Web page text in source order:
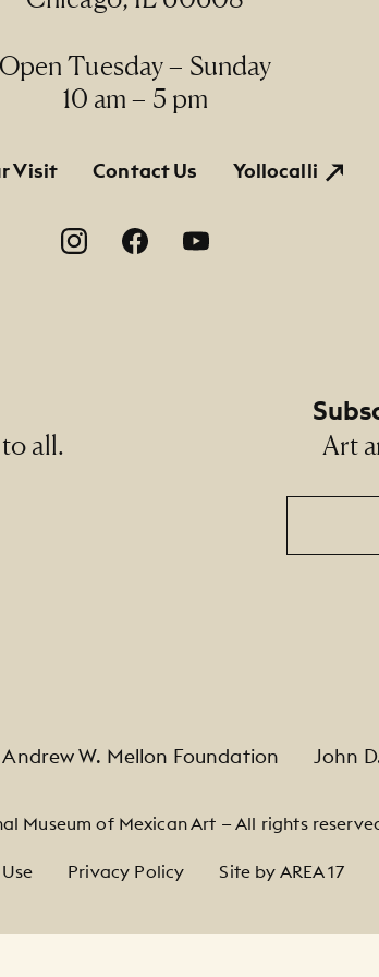
Open Tuesday – Sunday
10 am – 5 pm
Visit Contact Us Yollocalli
all.
Art
Email
Andrew W. Mellon Foundation John
Museum of Mexican Art — All rights
Privacy Policy Site by AREA 17